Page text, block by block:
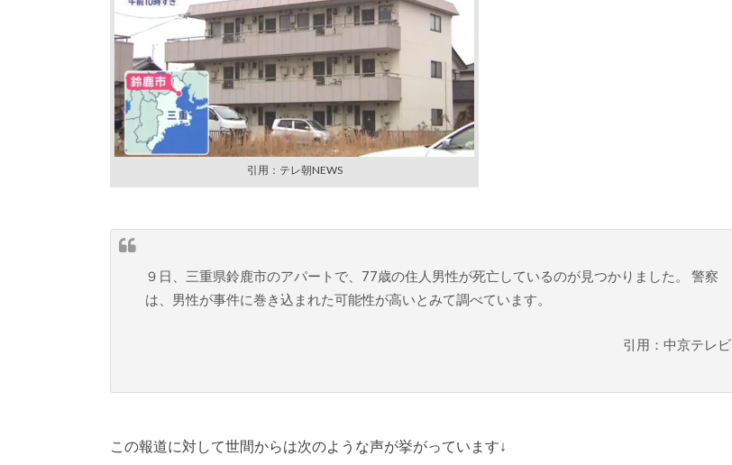
引用：テレ朝NEWS
９日、三重県鈴鹿市のアパートで、77歳の住人男性が死亡しているのが見つかりました。 警察
は、男性が事件に巻き込まれた可能性が高いとみて調べています。
引用：中京テレビ
この報道に対して世間からは次のような声が挙がっています↓